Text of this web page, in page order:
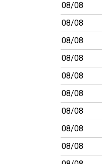
08/08
08/08
08/08
08/08
08/08
08/08
08/08
08/08
08/08